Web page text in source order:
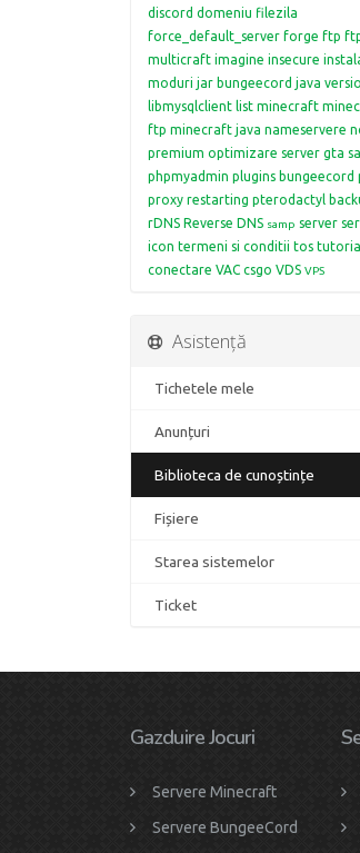
discord domeniu filezila
force_default_server forge ftp
multicraft imagine insecure
moduri jar bungeecord java
libmysqlclient list minecraft
ftp minecraft java nameservere
premium optimizare server gta
phpmyadmin plugins bungeecord
proxy restarting pterodactyl
rDNS Reverse DNS samp server
icon termeni si conditii tos
conectare VAC csgo VDS VPS
Asistență
Tichetele mele
Anunțuri
Biblioteca de cunoștințe
Fișiere
Starea sistemelor
Ticket
Gazduire Jocuri
Servere Minecraft
Servere BungeeCord